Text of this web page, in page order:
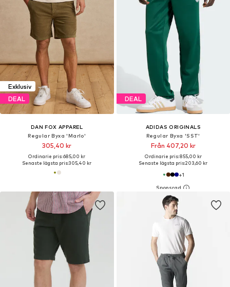
Exklusiv
DEAL
DAN FOX APPAREL
Regular Byxa 'Marlo'
305,40 kr
Ordinarie pris: 685,00 kr
Senaste lägsta pris:305,40 kr
DEAL
ADIDAS ORIGINALS
Regular Byxa 'SST'
Från 407,20 kr
Ordinarie pris: 855,00 kr
Senaste lägsta pris:203,60 kr
+1